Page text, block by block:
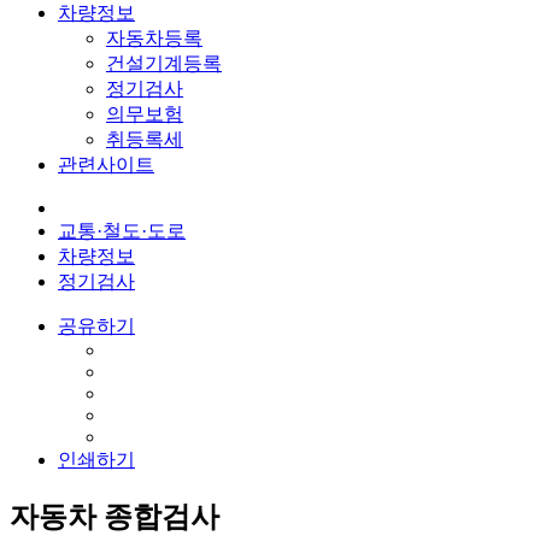
차량정보
자동차등록
건설기계등록
정기검사
의무보험
취등록세
관련사이트
교통·철도·도로
차량정보
정기검사
공유하기
인쇄하기
자동차 종합검사